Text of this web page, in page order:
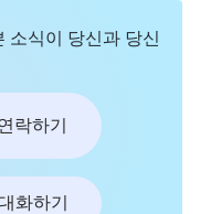
소식이 당신과 당신
락하기
화하기